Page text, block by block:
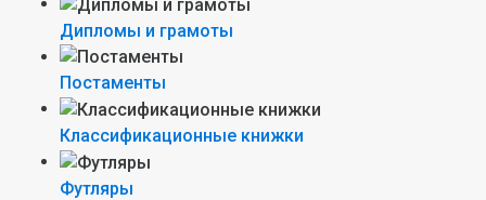
Дипломы и грамоты
Постаменты
Классификационные книжки
Футляры